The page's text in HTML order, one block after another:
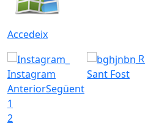
Accedeix
Instagram
Sant Fost
AnteriorSegüent
1
2